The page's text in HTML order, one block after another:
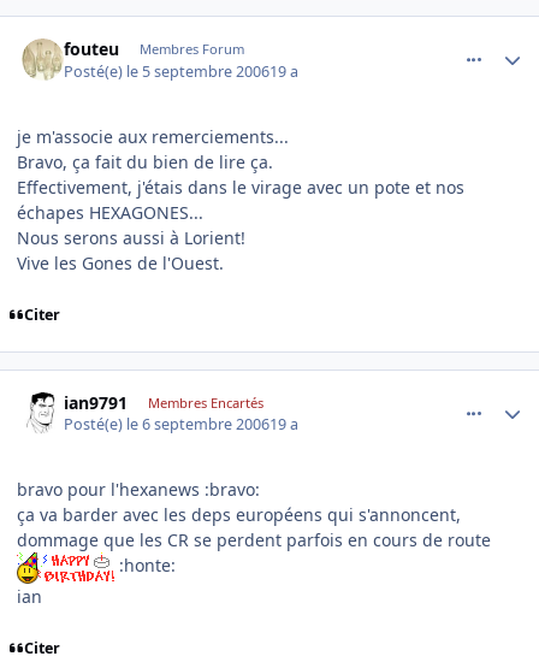
fouteu Membres Forum
Posté(e) le 5 septembre 200619 a
je m'associe aux remerciements...
Bravo, ça fait du bien de lire ça.
Effectivement, j'étais dans le virage avec un pote et nos
échapes HEXAGONES...
Nous serons aussi à Lorient!
Vive les Gones de l'Ouest.
Citer
ian9791 Membres Encartés
Posté(e) le 6 septembre 200619 a
bravo pour l'hexanews :bravo:
ça va barder avec les deps européens qui s'annoncent,
dommage que les CR se perdent parfois en cours de route
:honte:
ian
Citer